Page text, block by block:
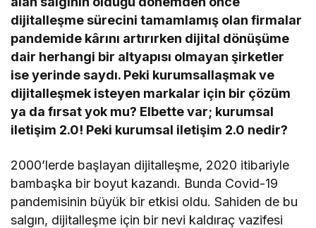
dijitalleşme sürecini tamamlamış olan firmalar
pandemide kârını artırırken dijital dönüşüme
dair herhangi bir altyapısı olmayan şirketler
ise yerinde saydı. Peki kurumsallaşmak ve
dijitalleşmek isteyen markalar için bir çözüm
ya da fırsat yok mu? Elbette var; kurumsal
iletişim 2.0! Peki kurumsal iletişim 2.0 nedir?
2000’lerde başlayan dijitalleşme, 2020 itibariyle
bambaşka bir boyut kazandı. Bunda Covid-19
pandemisinin büyük bir etkisi oldu. Sahiden de bu
salgın, dijitalleşme için bir nevi kaldıraç vazifesi